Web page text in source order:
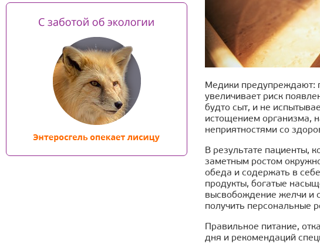
Медики предупреждают:
увеличивает риск
будто сыт, и не
истощением организма,
неприятностями со
В результате пациенты,
заметным ростом
обеда и содержать в
продукты, богатые
высвобождение желчи и
получить персональные
Правильное питание,
дня и рекомендаций